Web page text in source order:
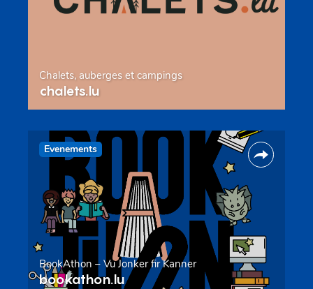
Chalets, auberges et campings
chalets.lu
Evenements
BookAthon – Vu Jonker fir Kanner
bookathon.lu